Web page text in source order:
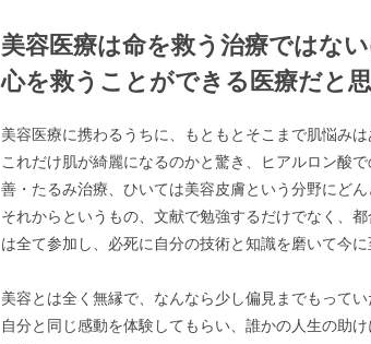
美容医療は命を救う治療ではな
心を救うことができる医療だと
美容医療に携わるうちに、もともとそこまで肌悩み
これだけ肌が綺麗になるのかと驚き、ヒアルロン酸
善・たるみ治療、ひいては美容皮膚という分野にど
それからというもの、文献で勉強するだけでなく、
は全て参加し、必死に自分の技術と知識を磨いて今に
美容とは全く無縁で、なんなら少し偏見までもって
自分と同じ感動を体験してもらい、誰かの人生の助